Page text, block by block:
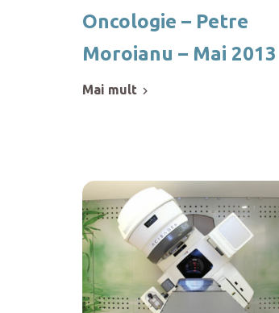
Oncologie – Petre
Moroianu – Mai 2013
mai mult